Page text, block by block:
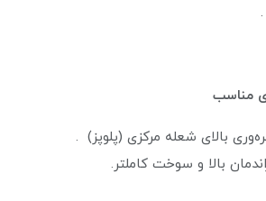
مناسب
بالا و سوخت کاملتر.